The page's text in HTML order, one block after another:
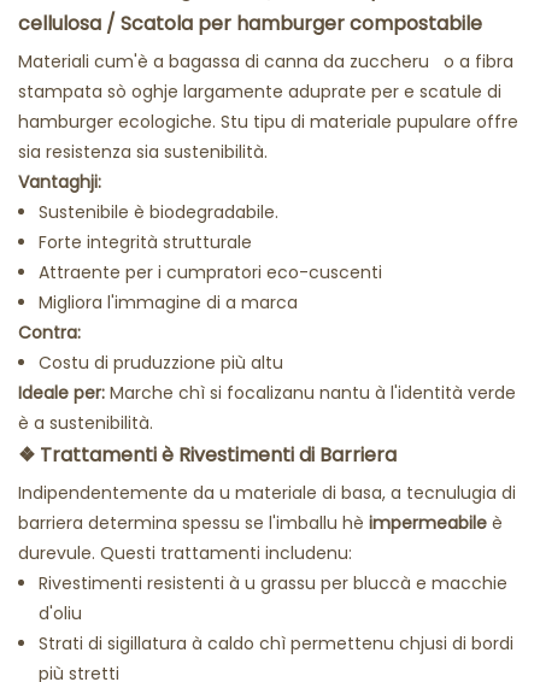
cellulosa / Scatola per hamburger compostabile
Materiali cum'è a bagassa di canna da zuccheru
o a fibra
stampata sò oghje largamente aduprate per e scatule di
hamburger ecologiche. Stu tipu di materiale pupulare offre
sia resistenza sia sustenibilità.
Vantaghji:
Sustenibile è biodegradabile.
Forte integrità strutturale
Attraente per i cumpratori eco-cuscenti
Migliora l'immagine di a marca
Contra:
Costu di pruduzzione più altu
Ideale per: Marche chì si focalizanu nantu à l'identità verde
è a sustenibilità.
❖ Trattamenti è Rivestimenti di Barriera
Indipendentemente da u materiale di basa, a tecnulugia di
barriera determina spessu se l'imballu hè impermeabile è
durevule. Questi trattamenti includenu:
Rivestimenti resistenti à u grassu per bluccà e macchie
d'oliu
Strati di sigillatura à caldo chì permettenu chjusi di bordi
più stretti